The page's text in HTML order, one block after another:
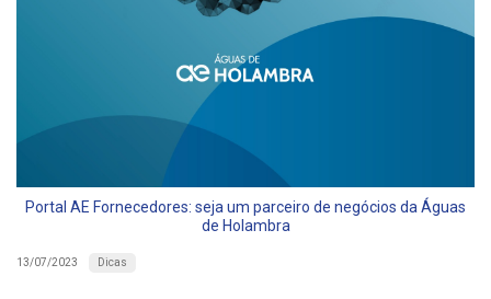
Portal AE Fornecedores: seja um parceiro de negócios da Águas
de Holambra
13/07/2023 Dicas